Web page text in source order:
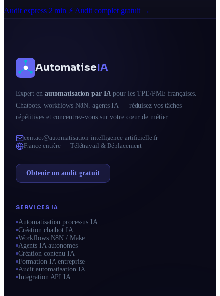
Audit express 2 min ⚡ Audit complet gratuit →
AutomatiseIA
Expert en automatisation par IA pour les TPE/PME françaises.
Chatbots, workflows N8N, agents IA — réduisez vos tâches
répétitives et concentrez-vous sur votre cœur de métier.
contact@automatisation-intelligence-artificielle.fr
France entière — Télétravail & Déplacement
Obtenir un audit gratuit
SERVICES IA
Automatisation processus IA
Création chatbot IA
Workflows N8N / Make
Agents IA autonomes
Création contenu IA
Formation IA entreprise
Audit automatisation IA
Intégration API IA